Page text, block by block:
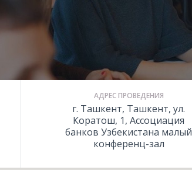
АДРЕС ПРОВЕДЕНИЯ
г. Ташкент, Ташкент, ул.
Коратош, 1, Ассоциация
банков Узбекистана малый
конференц-зал